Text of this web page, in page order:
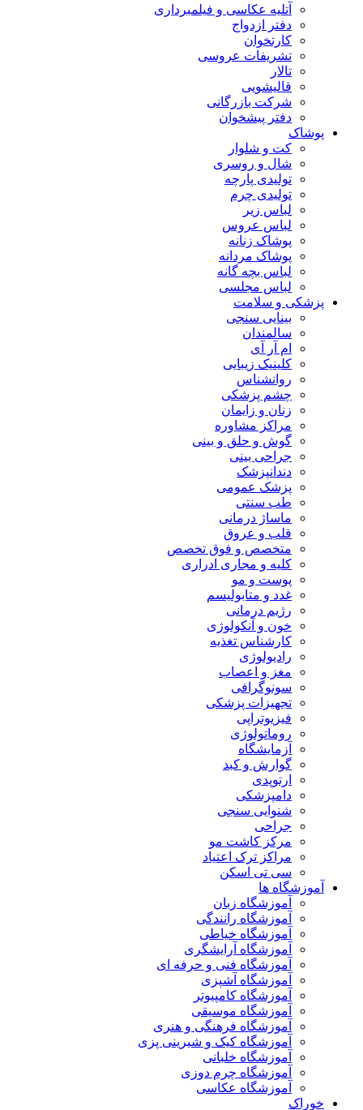
آتلیه عکاسی و فیلمبرداری
دفتر ازدواج
کارتخوان
تشریفات عروسی
تالار
قالیشویی
شرکت بازرگانی
دفتر پیشخوان
پوشاک
کت و شلوار
شال و روسری
تولیدی پارچه
تولیدی چرم
لباس زیر
لباس عروس
پوشاک زنانه
پوشاک مردانه
لباس بچه گانه
لباس مجلسی
پزشکی و سلامت
بینایی سنجی
سالمندان
ام آر آی
کلینیک زیبایی
روانشناس
چشم پزشکی
زنان و زایمان
مراکز مشاوره
گوش و حلق و بینی
جراحی بینی
دندانپزشک
پزشک عمومی
طب سنتی
ماساژ درمانی
قلب و عروق
متخصص و فوق تخصص
کلیه و مجاری ادراری
پوست و مو
غدد و متابولیسم
رژیم درمانی
خون و آنکولوژی
کارشناس تغذیه
رادیولوژی
مغز و اعصاب
سونوگرافی
تجهیزات پزشکی
فیزیوتراپی
روماتولوژی
آزمایشگاه
گوارش و کبد
ارتوپدی
دامپزشکی
شنوایی سنجی
جراحی
مرکز کاشت مو
مراکز ترک اعتیاد
سی تی اسکن
آموزشگاه ها
آموزشگاه زبان
آموزشگاه رانندگی
آموزشگاه خیاطی
آموزشگاه آرایشگری
آموزشگاه فنی و حرفه ای
آموزشگاه آشپزی
آموزشگاه کامپیوتر
آموزشگاه موسیقی
آموزشگاه فرهنگی و هنری
آموزشگاه کیک و شیرینی پزی
آموزشگاه خلبانی
آموزشگاه چرم دوزی
آموزشگاه عکاسی
خوراک